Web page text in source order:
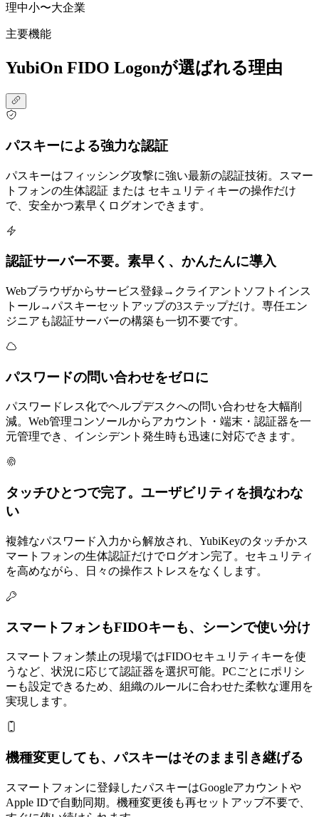
理中小〜大企業
主要機能
YubiOn FIDO Logonが選ばれる理由
パスキーによる強力な認証
パスキーはフィッシング攻撃に強い最新の認証技術。スマー
トフォンの生体認証 または セキュリティキーの操作だけ
で、安全かつ素早くログオンできます。
認証サーバー不要。素早く、かんたんに導入
Webブラウザからサービス登録→クライアントソフトインス
トール→パスキーセットアップの3ステップだけ。専任エン
ジニアも認証サーバーの構築も一切不要です。
パスワードの問い合わせをゼロに
パスワードレス化でヘルプデスクへの問い合わせを大幅削
減。Web管理コンソールからアカウント・端末・認証器を一
元管理でき、インシデント発生時も迅速に対応できます。
タッチひとつで完了。ユーザビリティを損なわな
い
複雑なパスワード入力から解放され、YubiKeyのタッチかス
マートフォンの生体認証だけでログオン完了。セキュリティ
を高めながら、日々の操作ストレスをなくします。
スマートフォンもFIDOキーも、シーンで使い分け
スマートフォン禁止の現場ではFIDOセキュリティキーを使
うなど、状況に応じて認証器を選択可能。PCごとにポリシ
ーも設定できるため、組織のルールに合わせた柔軟な運用を
実現します。
機種変更しても、パスキーはそのまま引き継げる
スマートフォンに登録したパスキーはGoogleアカウントや
Apple IDで自動同期。機種変更後も再セットアップ不要で、